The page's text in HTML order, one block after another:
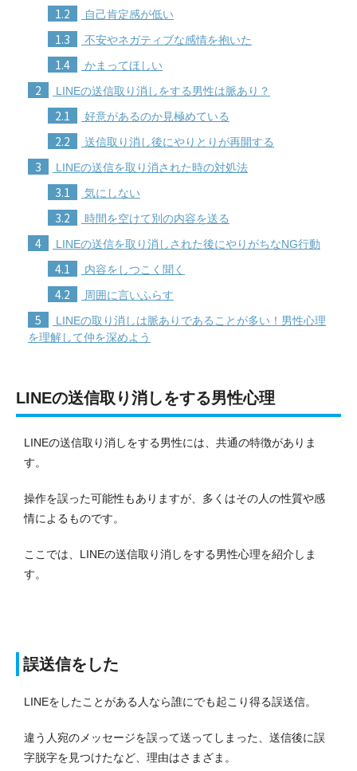
1.2 自己肯定感が低い
1.3 不安やネガティブな感情を抱いた
1.4 かまってほしい
2 LINEの送信取り消しをする男性は脈あり？
2.1 好意があるのか見極めている
2.2 送信取り消し後にやりとりが再開する
3 LINEの送信を取り消された時の対処法
3.1 気にしない
3.2 時間を空けて別の内容を送る
4 LINEの送信を取り消しされた後にやりがちなNG行動
4.1 内容をしつこく聞く
4.2 周囲に言いふらす
5
LINEの取り消しは脈ありであることが多い！男性心理
を理解して仲を深めよう
LINEの送信取り消しをする男性心理
LINEの送信取り消しをする男性には、共通の特徴がありま
す。
操作を誤った可能性もありますが、多くはその人の性質や感
情によるものです。
ここでは、LINEの送信取り消しをする男性心理を紹介しま
す。
誤送信をした
LINEをしたことがある人なら誰にでも起こり得る誤送信。
違う人宛のメッセージを誤って送ってしまった、送信後に誤
字脱字を見つけたなど、理由はさまざま。